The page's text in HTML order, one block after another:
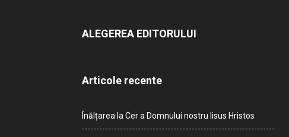
ALEGEREA EDITORULUI
Articole recente
Înălțarea la Cer a Domnului nostru Iisus Hristos